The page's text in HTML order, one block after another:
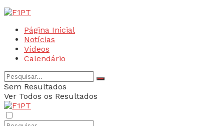
Página Inicial
Notícias
Vídeos
Calendário
Sem Resultados
Ver Todos os Resultados